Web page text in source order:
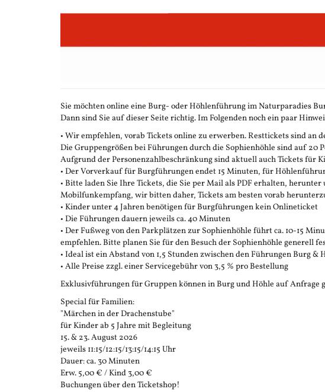
Sie möchten online eine Burg- oder Höhlenführung im Naturparadies
Dann sind Sie auf dieser Seite richtig. Im Folgenden noch ein paar
• Wir empfehlen, vorab Tickets online zu erwerben. Resttickets sind an
Die Gruppengrößen bei Führungen durch die Sophienhöhle sind auf
Aufgrund der Personenzahlbeschränkung sind aktuell auch Tickets für
• Der Vorverkauf für Burgführungen endet 15 Minuten, für
• Bitte laden Sie Ihre Tickets, die Sie per Mail als PDF erhalten,
Mobilfunkempfang, wir bitten daher, Tickets am besten vorab
• Kinder unter 4 Jahren benötigen für Burgführungen kein Onlineticket
• Die Führungen dauern jeweils ca. 40 Minuten
• Der Fußweg von den Parkplätzen zur Sophienhöhle führt ca. 10-15
empfehlen. Bitte planen Sie für den Besuch der Sophienhöhle generell
• Ideal ist ein Abstand von 1,5 Stunden zwischen den Führungen Burg &
• Alle Preise zzgl. einer Servicegebühr von 3,5 % pro Bestellung
Exklusivführungen für Gruppen können in Burg und Höhle auf Anfrage
Special für Familien:
"Märchen in der Drachenstube"
für Kinder ab 5 Jahre mit Begleitung
15. & 23. August 2026
jeweils 11:15/12:15/13:15/14:15 Uhr
Dauer: ca. 30 Minuten
Erw. 5,00 € / Kind 3,00 €
Buchungen über den Ticketshop!